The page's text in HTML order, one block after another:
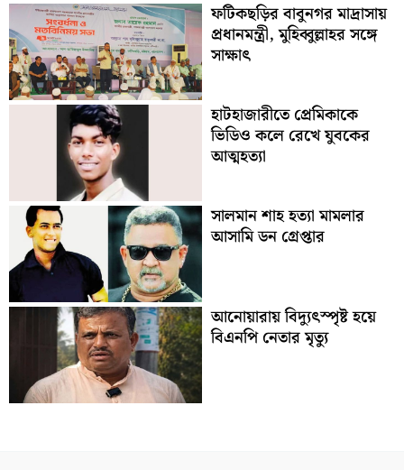
ফটিকছড়ির বাবুনগর মাদ্রাসায়
প্রধানমন্ত্রী, মুহিব্বুল্লাহর সঙ্গে
সাক্ষাৎ
হাটহাজারীতে প্রেমিকাকে
ভিডিও কলে রেখে যুবকের
আত্মহত্যা
সালমান শাহ হত্যা মামলার
আসামি ডন গ্রেপ্তার
আনোয়ারায় বিদ্যুৎস্পৃষ্ট হয়ে
বিএনপি নেতার মৃত্যু